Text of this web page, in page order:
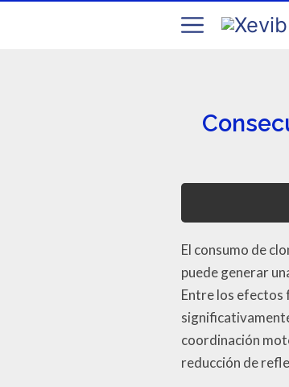
El consumo de
puede generar
Entre los efectos
coordinación
reducción de